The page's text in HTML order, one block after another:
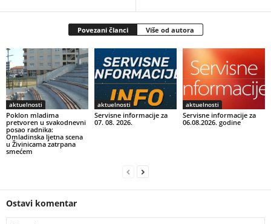
Povezani članci Više od autora
aktuelnosti
Poklon mladima
pretvoren u svakodnevni
posao radnika:
Omladinska ljetna scena
u Živinicama zatrpana
smećem
aktuelnosti
Servisne informacije za
07. 08. 2026.
aktuelnosti
Servisne informacije za
06.08.2026. godine
Ostavi komentar